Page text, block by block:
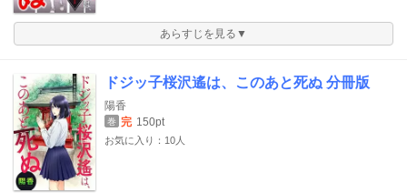
あらすじを見る▼
ドジッ子桜沢遙は、このあと死ぬ 分冊版
陽香
巻 完 150pt
お気に入り：10人